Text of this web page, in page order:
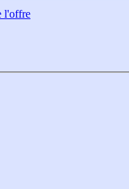
l'offre